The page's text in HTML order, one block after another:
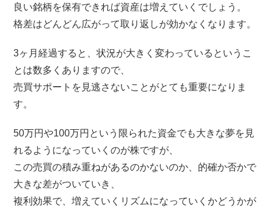
良い銘柄を保有できれば資産は増えていくでしょう。
格差はどんどん広がって取り返しが効かなくなります。
3ヶ月経過すると、状況が大きく変わっているというこ
とは数多くありますので、
売買サポートを見逃さないことがとても重要になりま
す。
50万円や100万円という限られた資金でも大きな夢を見
れるようになっていくのが株ですが、
この売買の積み重ねがあるのかないのか、的確か否かで
大きな差がついていき、
複利効果で、増えていくリズムになっていくかどうかが